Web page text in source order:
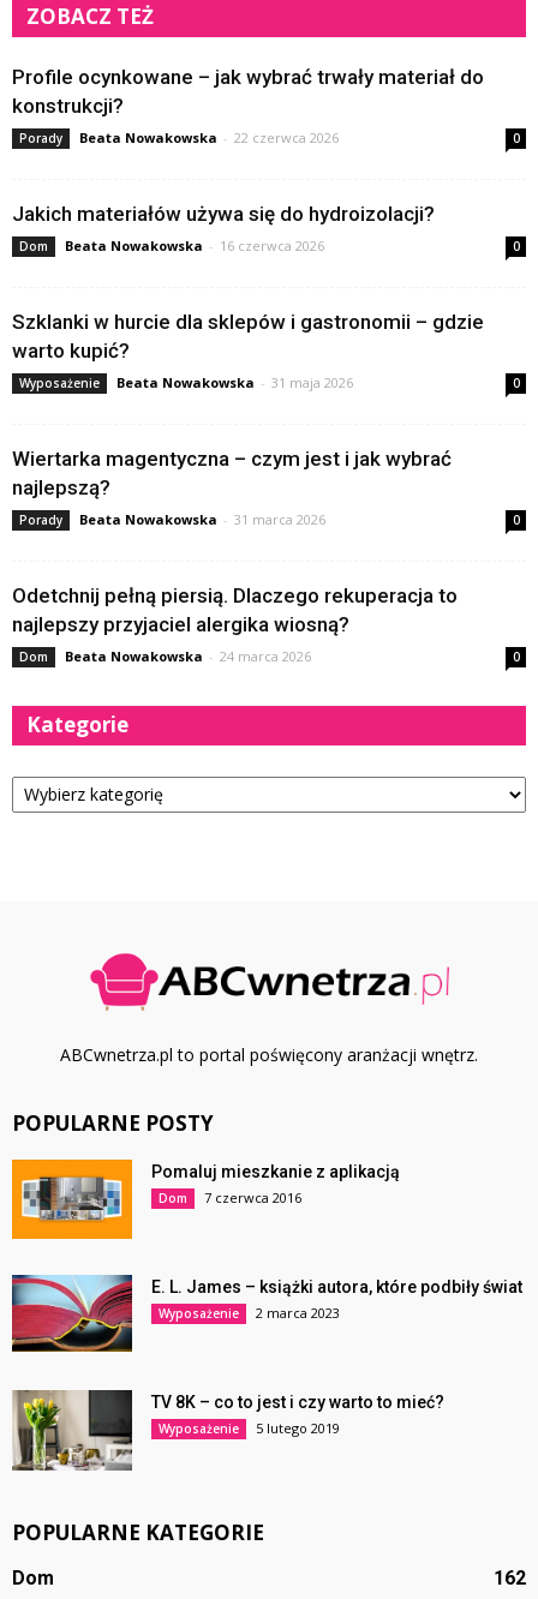
ZOBACZ TEŻ
Profile ocynkowane – jak wybrać trwały materiał do
konstrukcji?
Porady Beata Nowakowska - 22 czerwca 2026 0
Jakich materiałów używa się do hydroizolacji?
Dom Beata Nowakowska - 16 czerwca 2026 0
Szklanki w hurcie dla sklepów i gastronomii – gdzie
warto kupić?
Wyposażenie Beata Nowakowska - 31 maja 2026 0
Wiertarka magentyczna – czym jest i jak wybrać
najlepszą?
Porady Beata Nowakowska - 31 marca 2026 0
Odetchnij pełną piersią. Dlaczego rekuperacja to
najlepszy przyjaciel alergika wiosną?
Dom Beata Nowakowska - 24 marca 2026 0
Kategorie
Kategorie
ABCwnetrza.pl to portal poświęcony aranżacji wnętrz.
POPULARNE POSTY
Pomaluj mieszkanie z aplikacją
Dom 7 czerwca 2016
E. L. James – książki autora, które podbiły świat
Wyposażenie 2 marca 2023
TV 8K – co to jest i czy warto to mieć?
Wyposażenie 5 lutego 2019
POPULARNE KATEGORIE
Dom 162